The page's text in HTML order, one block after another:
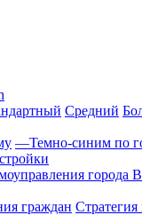
Средний
—Темно-синим по
города
граждан Стратегия